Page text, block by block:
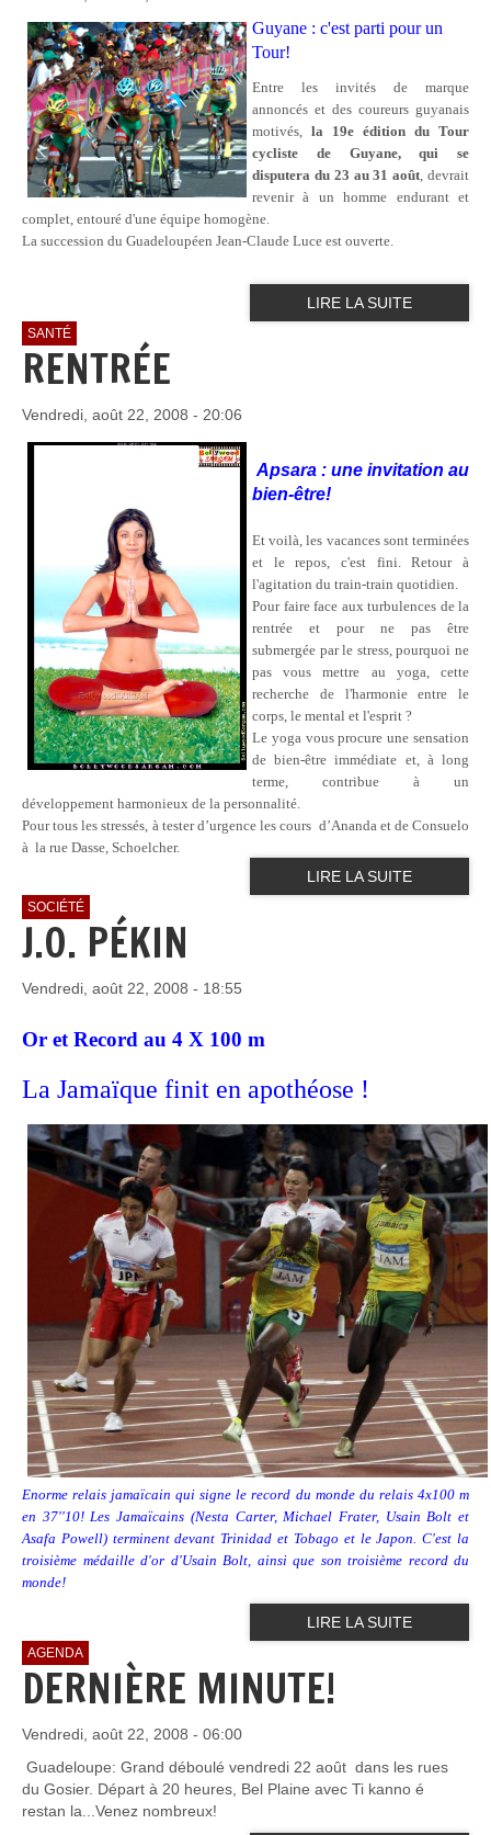
Guyane : c'est parti pour un
Tour!
Entre les invités de marque
annoncés et des coureurs guyanais
motivés, la 19e édition du Tour
cycliste de Guyane, qui se
disputera du 23 au 31 août , devrait
revenir à un homme endurant et
complet, entouré d'une équipe homogène.
La succession du Guadeloupéen Jean-Claude Luce est ouverte.
LIRE LA SUITE
SANTÉ
RENTRÉE
Vendredi, août 22, 2008 - 20:06
Apsara : une invitation au
bien-être!
Et voilà, les vacances sont terminées
et le repos, c'est fini. Retour à
l'agitation du train-train quotidien.
Pour faire face aux turbulences de la
rentrée et pour ne pas être
submergée par le stress, pourquoi ne
pas vous mettre au yoga, cette
recherche de l'harmonie entre le
corps, le mental et l'esprit ?
Le yoga vous procure une sensation
de bien-être immédiate et, à long
terme, contribue à un
développement harmonieux de la personnalité.
Pour tous les stressés, à tester d’urgence les cours d’Ananda et de Consuelo
à la rue Dasse, Schoelcher.
LIRE LA SUITE
SOCIÉTÉ
J.O. PÉKIN
Vendredi, août 22, 2008 - 18:55
Or et Record au 4 X 100 m
La Jamaïque finit en apothéose !
Enorme relais jamaïcain qui signe le record du monde du relais 4x100 m
en 37''10! Les Jamaïcains (Nesta Carter, Michael Frater, Usain Bolt et
Asafa Powell) terminent devant Trinidad et Tobago et le Japon. C'est la
troisième médaille d'or d'Usain Bolt, ainsi que son troisième record du
monde!
LIRE LA SUITE
AGENDA
DERNIÈRE MINUTE!
Vendredi, août 22, 2008 - 06:00
Guadeloupe: Grand déboulé vendredi 22 août dans les rues
du Gosier. Départ à 20 heures, Bel Plaine avec Ti kanno é
restan la...Venez nombreux!